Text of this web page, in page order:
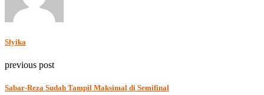
Slyika
previous post
Sabar-Reza Sudah Tampil Maksimal di Semifinal